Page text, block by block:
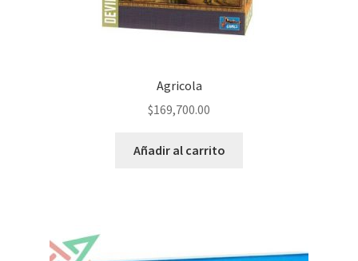
Agricola
$169,700.00
Añadir al carrito